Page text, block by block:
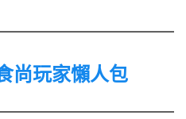
尚玩家懶人包